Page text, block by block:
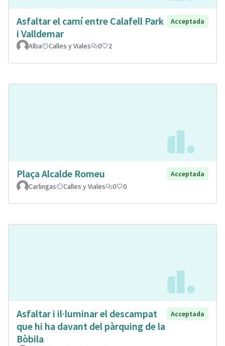
Asfaltar el camí entre Calafell Park
i Valldemar
Acceptada
Alba Calles y Viales 0 2
Plaça Alcalde Romeu
Acceptada
Carlingas
Calles y Viales 0 0
Asfaltar i il·luminar el descampat
que hi ha davant del pàrquing de la
Bòbila
Acceptada